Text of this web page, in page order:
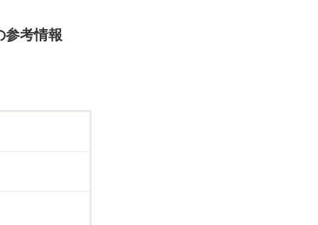
参考情報